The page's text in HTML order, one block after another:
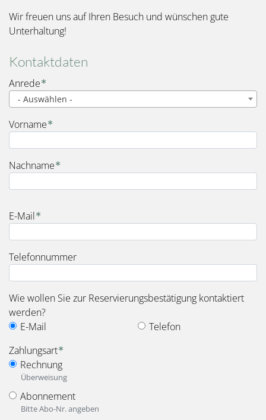
Wir freuen uns auf Ihren Besuch und wünschen gute
Unterhaltung!
Kontaktdaten
Name
Anrede
- Auswählen -
Vorname
Nachname
E-Mail
Telefonnummer
Wie wollen Sie zur Reservierungsbestätigung kontaktiert
werden?
E-Mail
Telefon
Zahlungsart
Rechnung
Überweisung
Abonnement
Bitte Abo-Nr. angeben